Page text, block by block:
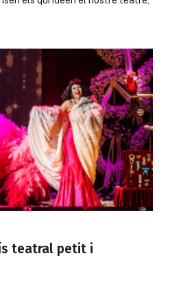
teatral petit i